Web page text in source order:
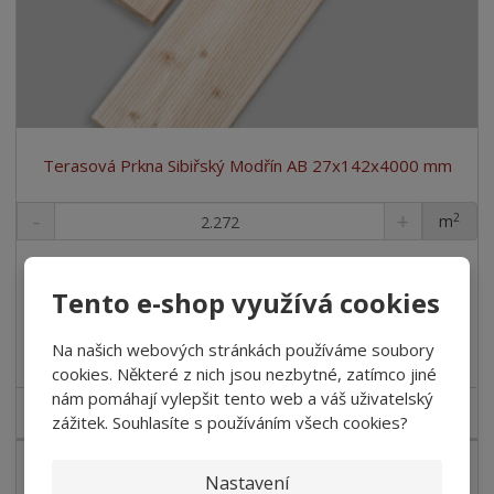
Tento e-shop využívá cookies
Na našich webových stránkách používáme soubory
cookies. Některé z nich jsou nezbytné, zatímco jiné
nám pomáhají vylepšit tento web a váš uživatelský
zážitek. Souhlasíte s používáním všech cookies?
Nastavení
Terasová Prkna Sibiřský Modřín AB 27x142x4000 mm
658,88 Kč bez DPH/ ks
ks
m2
SKLADEM